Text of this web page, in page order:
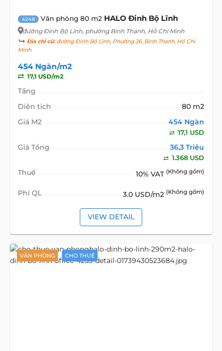
4248 Văn phòng 80 m2 HALO Đinh Bộ Lĩnh
đường Đinh Bộ Lĩnh, phường Bình Thạnh, Hồ Chí Minh
Địa chỉ cũ:đường Đinh Bộ Lĩnh, Phường 26, Bình Thạnh, Hồ Chí
Minh
454 Ngàn/m2
17,1 USD/m2
Tầng
Diện tích
80 m2
Giá M2
454 Ngàn
17,1 USD
Giá Tổng 36,3 Triệu
1.368 USD
Thuế 10% VAT (Không gồm)
Phí QL 3.0 USD/m2 (Không gồm)
VIEW DETAIL
VĂN PHÒNG CHO THUÊ